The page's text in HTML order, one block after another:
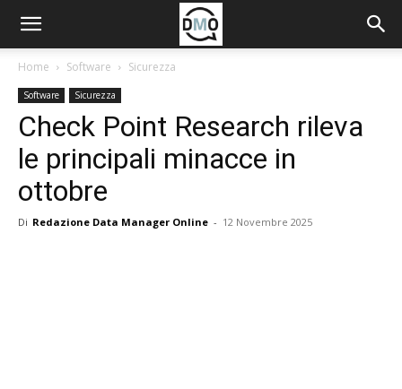
Home Software Sicurezza
Software Sicurezza
Check Point Research rileva
le principali minacce in
ottobre
Di Redazione Data Manager Online - 12 Novembre 2025